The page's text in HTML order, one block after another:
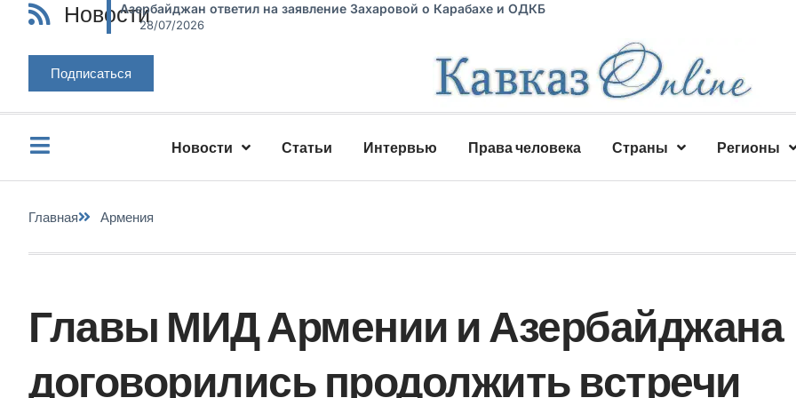
НовостиАзербайджан ответил на заявление Захаровой о Карабахе и ОДКБ
28/07/2026
Подписаться
Новости Статьи Интервью Права человека Страны Регионы
Главная Армения
Главы МИД Армении и Азербайджана
договорились продолжить встречи